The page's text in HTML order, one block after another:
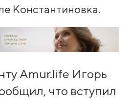
Константиновка.
Amur.life Игорь
что вступил